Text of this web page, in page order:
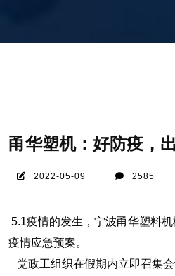
甬华塑机：好防疫，
2022-05-09 2585
5.1疫情的发生，宁波甬华塑料
疫情应急预案。
党政工组织在假期内立即召集会